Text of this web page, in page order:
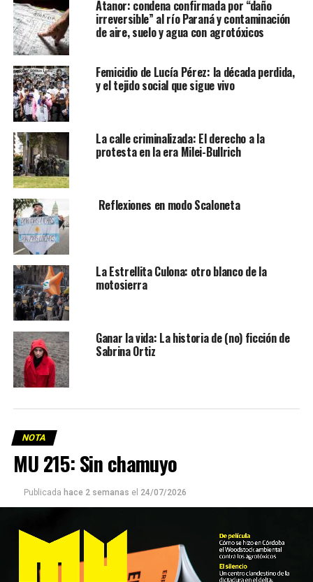
Atanor: condena confirmada por “daño
irreversible” al río Paraná y contaminación
de aire, suelo y agua con agrotóxicos
Femicidio de Lucía Pérez: la década perdida,
y el tejido social que sigue vivo
La calle criminalizada: El derecho a la
protesta en la era Milei-Bullrich
Reflexiones en modo Scaloneta
La Estrellita Culona: otro blanco de la
motosierra
Ganar la vida: La historia de (no) ficción de
Sabrina Ortiz
NOTA
MU 215: Sin chamuyo
Publicada hace 2 semanas el 24/07/2026